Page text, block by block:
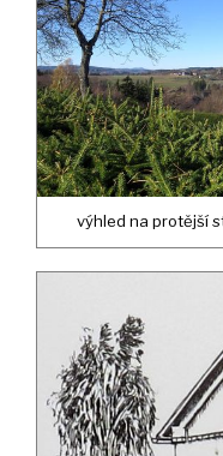
výhled na protější